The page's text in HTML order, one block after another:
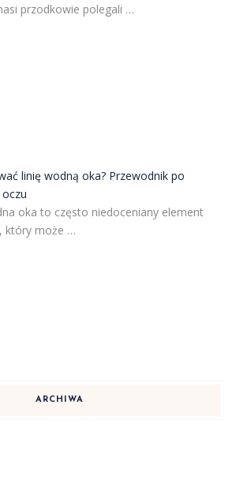
przodkowie polegali …
linię wodną oka? Przewodnik po
oka to często niedoceniany element
który może …
ARCHIWA